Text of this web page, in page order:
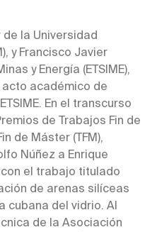
la Universidad
y Francisco Javier
y Energía (ETSIME),
académico de
En el transcurso
de Trabajos Fin de
de Máster (TFM),
Núñez a Enrique
el trabajo titulado
de arenas silíceas
cubana del vidrio. Al
de la Asociación